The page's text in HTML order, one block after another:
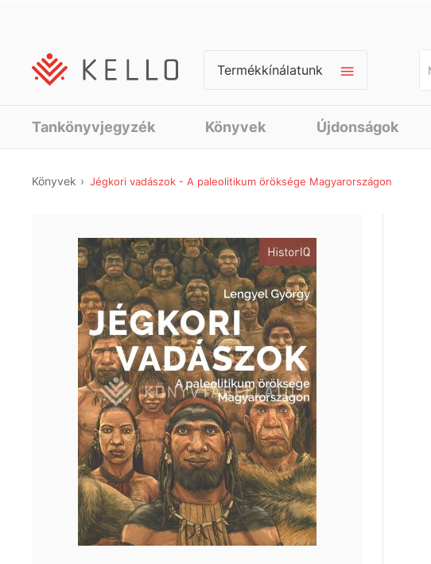
Termékkínálatunk
Tankönyvjegyzék Könyvek Újdonságok
Könyvek Jégkori vadászok - A paleolitikum öröksége Magyarországon